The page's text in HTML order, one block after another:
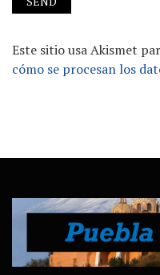
Este sitio usa Akismet
cómo se procesan los